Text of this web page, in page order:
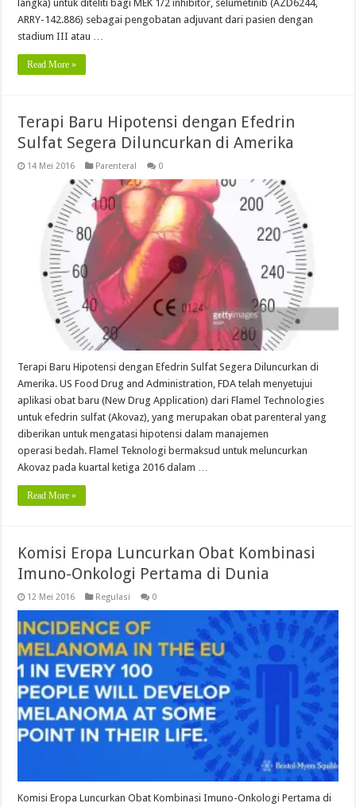
langka) untuk diteliti bagi MEK 1/2 inhibitor, selumetinib (AZD6244,
ARRY-142.886) sebagai pengobatan adjuvant dari pasien dengan
stadium III atau …
Read More »
Terapi Baru Hipotensi dengan Efedrin
Sulfat Segera Diluncurkan di Amerika
14 Mei 2016 Parenteral 0
Terapi Baru Hipotensi dengan Efedrin Sulfat Segera Diluncurkan di
Amerika. US Food Drug and Administration, FDA telah menyetujui
aplikasi obat baru (New Drug Application) dari Flamel Technologies
untuk efedrin sulfat (Akovaz), yang merupakan obat parenteral yang
diberikan untuk mengatasi hipotensi dalam manajemen
operasi bedah. Flamel Teknologi bermaksud untuk meluncurkan
Akovaz pada kuartal ketiga 2016 dalam …
Read More »
Komisi Eropa Luncurkan Obat Kombinasi
Imuno-Onkologi Pertama di Dunia
12 Mei 2016 Regulasi 0
Komisi Eropa Luncurkan Obat Kombinasi Imuno-Onkologi Pertama di